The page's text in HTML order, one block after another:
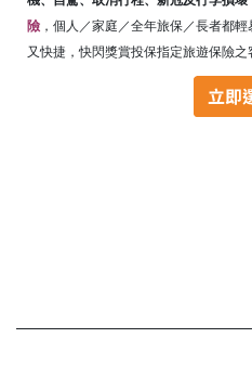
險 ，個人／家庭／全年旅保／長者都
又快捷，快閃獎賞投保指定旅遊保險之